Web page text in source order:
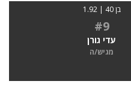
בן 40 | 1.92
#9
עדי גורן
מגיש/ה